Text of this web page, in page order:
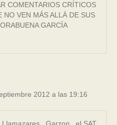
COMENTARIOS CRÍTICOS
NO VEN MÁS ALLÁ DE SUS
GARCÍA
2012 a las 19:16